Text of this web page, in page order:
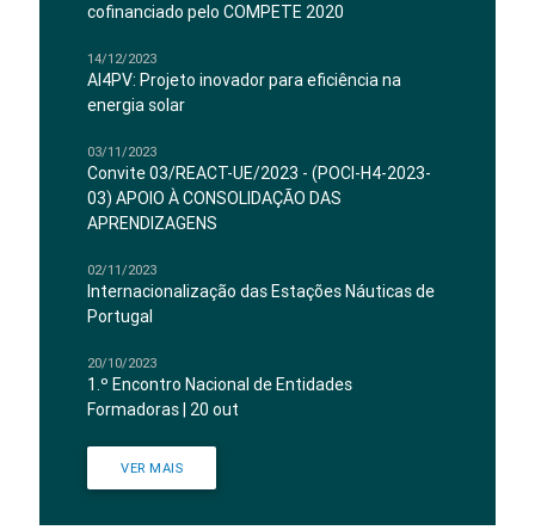
cofinanciado pelo COMPETE 2020
14/12/2023
AI4PV: Projeto inovador para eficiência na
energia solar
03/11/2023
Convite 03/REACT-UE/2023 - (POCI-H4-2023-
03) APOIO À CONSOLIDAÇÃO DAS
APRENDIZAGENS
02/11/2023
Internacionalização das Estações Náuticas de
Portugal
20/10/2023
1.º Encontro Nacional de Entidades
Formadoras | 20 out
VER MAIS